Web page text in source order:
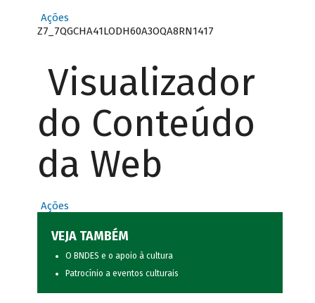
Ações
Z7_7QGCHA41LODH60A3OQA8RN1417
Visualizador
do Conteúdo
da Web
Ações
VEJA TAMBÉM
O BNDES e o apoio à cultura
Patrocínio a eventos culturais